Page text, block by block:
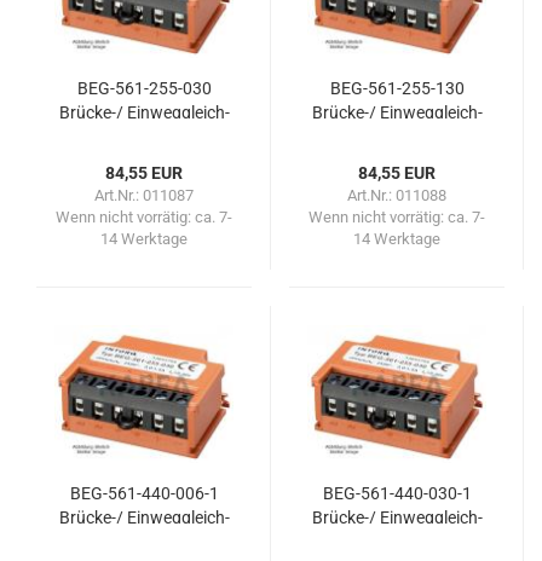
BEG-​561-​255-030
Brücke-​​/ Ein­weg­gleich­
84,55 EUR
Art.Nr.: 011087
Wenn nicht vorrätig: ca. 7-
14 Werktage
BEG-​561-​255-130
Brücke-​​/ Ein­weg­gleich­
84,55 EUR
Art.Nr.: 011088
Wenn nicht vorrätig: ca. 7-
14 Werktage
BEG-​561-​440-006-1
Brücke-​​/ Ein­weg­gleich­
BEG-​561-​440-030-1
Brücke-​​/ Ein­weg­gleich­